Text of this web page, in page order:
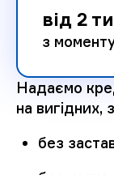
від 2
з
Надаємо
на вигідних,
без